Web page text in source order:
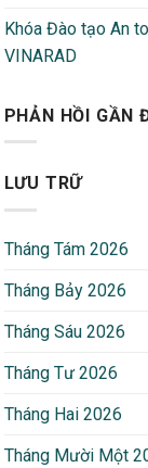
Khóa Đào tạo An
VINARAD
PHẢN HỒI GẦN
LƯU TRỮ
Tháng Tám 2026
Tháng Bảy 2026
Tháng Sáu 2026
Tháng Tư 2026
Tháng Hai 2026
Tháng Mười Một